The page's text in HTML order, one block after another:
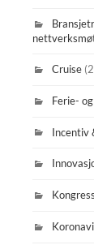
Cruise
Ferie-
Incentiv